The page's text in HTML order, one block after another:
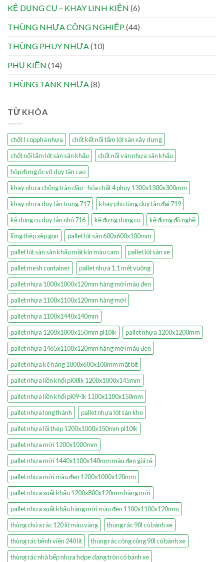
KỆ DỤNG CỤ – KHAY LINH KIỆN (6)
THÙNG NHỰA CÔNG NGHIỆP(44)
THÙNG PHUY NHỰA(10)
PHỤ KIỆN (14)
THÙNG TANK NHỰA(8)
TỪ KHÓA
chốt I coppha nhựa
chốt kết nối tấm lót sàn xây dựng
chốt nối tấm lót sàn sân khấu
chốt nối ván nhựa sân khấu
hộp đựng ốc vít duy tân cao
khay nhựa chống tràn dầu - hóa chất 4 phuy 1300x1300x300mm
khay nhựa duy tân trung 717
khay phụ tùng duy tân đại 719
kệ dụng cụ duy tân nhỏ 716
kệ đựng dụng cụ
kệ đựng đồ nghề
lồng thép xêp gọn
pallet lót sàn 600x600x100mm
pallet lót sàn sân khấu mặt kín màu cam
pallet lót sàn xe
pallet mesh container
pallet nhựa 1.1 mét vuông
pallet nhựa 1000x1000x120mm hàng mới màu đen
pallet nhựa 1100x1100x120mm hàng mới
pallet nhựa 1100x1440x140mm
pallet nhựa 1200x1000x150mm pl10lk
pallet nhựa 1200x1200mm
pallet nhựa 1465x1100x120mm hàng mới màu đen
pallet nhựa kê hàng 1000x600x100mm mặt bít
pallet nhựa liền khối pl08lk 1200x1000x145mm
pallet nhựa liền khối pl09-lk 1100x1100x150mm
pallet nhựa long thành
pallet nhựa lót sàn kho
pallet nhựa lõi thép 1200x1000x150mm pl10lk
pallet nhựa mới 1200x1000mm
pallet nhựa mới 1440x1100x140mm màu đen giá rẻ
pallet nhựa mới màu đen 1200x1000x120mm
pallet nhựa xuất khẩu 1200x800x120mm hàng mới
pallet nhựa xuất khẩu hàng mới màu đen 1100x1100x120mm
thùng chứa rác 120 lít màu vàng
thùng rác 90l có bánh xe
thùng rác bệnh viện 240 lít
thùng rác công cộng 90l có bánh xe
thùng rác nhà bếp nhựa hdpe dạng tròn có bánh xe